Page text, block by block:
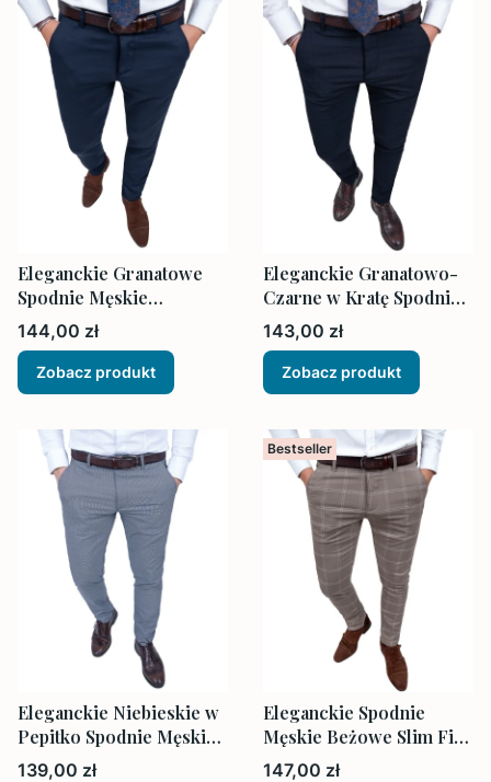
Eleganckie Granatowe
Spodnie Męskie
Dopasowane
Cena
144,00 zł
Zobacz produkt
Eleganckie Granatowo-
Czarne w Kratę Spodnie
Męskie Dopasowane
Cena
143,00 zł
Zobacz produkt
Eleganckie Niebieskie w
Pepitko Spodnie Męskie
Dopasowane
Cena
139,00 zł
Bestseller
Eleganckie Spodnie
Męskie Beżowe Slim Fit
w Kratę
Cena
147,00 zł